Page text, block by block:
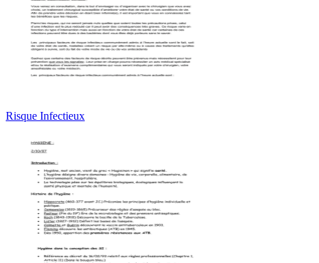
Risque Infectieux